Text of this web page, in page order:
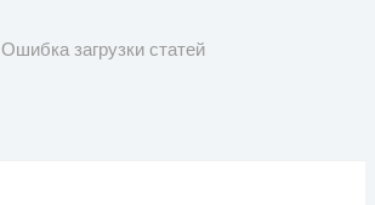
Ошибка загрузки статей